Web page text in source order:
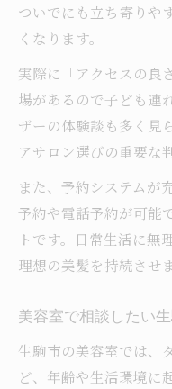
ついでにも立ち寄りや
くなります。
実際に「アクセスの良
場があるので子ども連
ザーの体験談も多く見
アサロン選びの重要な
また、予約システムが
予約や電話予約が可能
トです。日常生活に無
理想の美髪を持続させ
美容室で相談したい
生駒市の美容室では、
ど、年齢や生活環境に